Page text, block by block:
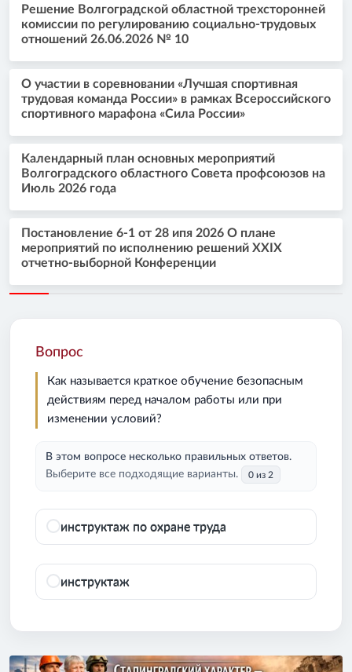
Решение Волгоградской областной трехсторонней
комиссии по регулированию социально-трудовых
отношений 26.06.2026 № 10
О участии в соревновании «Лучшая спортивная
трудовая команда России» в рамках Всероссийского
спортивного марафона «Сила России»
Календарный план основных мероприятий
Волгоградского областного Совета профсоюзов на
Июль 2026 года
Постановление 6-1 от 28 ипя 2026 О плане
мероприятий по исполнению решений XXIX
отчетно-выборной Конференции
Вопрос
Как называется краткое обучение безопасным
действиям перед началом работы или при
изменении условий?
В этом вопросе несколько правильных ответов.
Выберите все подходящие варианты.
0 из 2
инструктаж по охране труда
инструктаж